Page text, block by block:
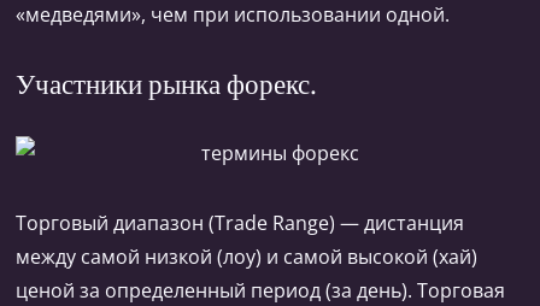
«медведями», чем при использовании одной.
Участники рынка форекс.
Торговый диапазон (Тrade Range) — дистанция
между самой низкой (лоу) и самой высокой (хай)
ценой за определенный период (за день). Торговая